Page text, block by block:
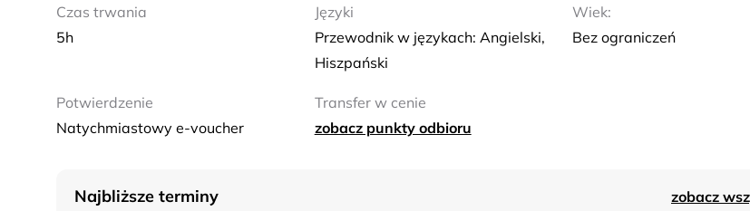
Czas trwania
5h
Języki
Przewodnik w językach: Angielski,
Hiszpański
Wiek:
Bez ograniczeń
Potwierdzenie
Natychmiastowy e-voucher
Transfer w cenie
zobacz punkty odbioru
Najbliższe terminy zobacz